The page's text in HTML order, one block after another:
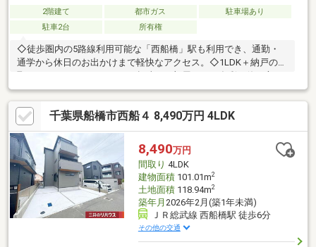
2階建て 都市ガス
駐車場あり
駐車2台
所有権
◇徒歩圏内の5路線利用可能な「西船橋」駅も利用でき、通勤・
通学から休日のお出かけまで軽快なアクセス。◇1LDK＋納戸の間
可能です。◇スーパーやコンビニなどの買い物施設をはじめ、生
活利便施設が徒歩圏内に揃う暮らしやすい住環境。◇カースペー
ス2台分（車種による）。ご家族のカーライフにもゆとりをもたら
します。◇ライフスタイルの変化にも柔軟に対応できる住空間で
す。◇ぜひ現地でご体感ください。※法令上の制限：景観地区・
高度地区※埋蔵文化財包蔵地。※土地面積には路地状部分約38.1平
米(33.4％)を含みます。
千葉県船橋市西船４ 8,490万円 4LDK
8,490万円
間取り 4LDK
建物面積101.01m2
土地面積118.94m2
築年月 2026年2月(築1年未満)
ＪＲ総武線 西船橋駅 徒歩6分
その他の交通